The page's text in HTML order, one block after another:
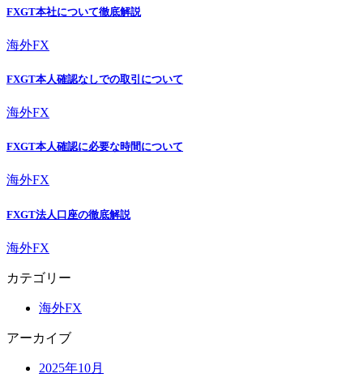
FXGT本社について徹底解説
海外FX
FXGT本人確認なしでの取引について
海外FX
FXGT本人確認に必要な時間について
海外FX
FXGT法人口座の徹底解説
海外FX
カテゴリー
海外FX
アーカイブ
2025年10月